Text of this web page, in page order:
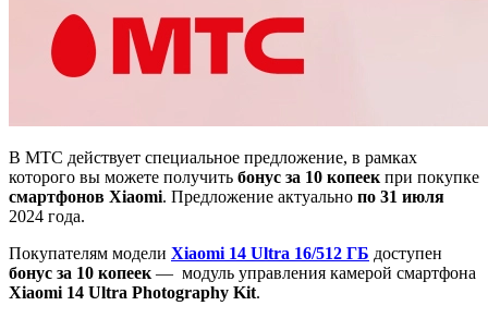
В МТС действует специальное предложение, в рамках
которого вы можете получить бонус за 10 копеек при покупке
смартфонов Xiaomi. Предложение актуально по 31 июля
2024 года.
Покупателям модели Xiaomi 14 Ultra 16/512 ГБ доступен
бонус за 10 копеек — модуль управления камерой смартфона
Xiaomi 14 Ultra Photography Kit.